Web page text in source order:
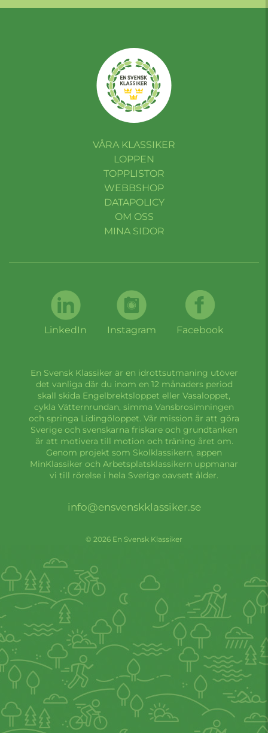
VÅRA KLASSIKER
LOPPEN
TOPPLISTOR
WEBBSHOP
DATAPOLICY
OM OSS
MINA SIDOR
LinkedIn Instagram Facebook
En Svensk Klassiker är en idrottsutmaning utöver
det vanliga där du inom en 12 månaders period
skall skida Engelbrektsloppet eller Vasaloppet,
cykla Vätternrundan, simma Vansbrosimningen
och springa Lidingöloppet. Vår mission är att göra
Sverige och svenskarna friskare och grundtanken
är att motivera till motion och träning året om.
Genom projekt som Skolklassikern, appen
MinKlassiker och Arbetsplatsklassikern uppmanar
vi till rörelse i hela Sverige oavsett ålder.
info@ensvenskklassiker.se
© 2026 En Svensk Klassiker